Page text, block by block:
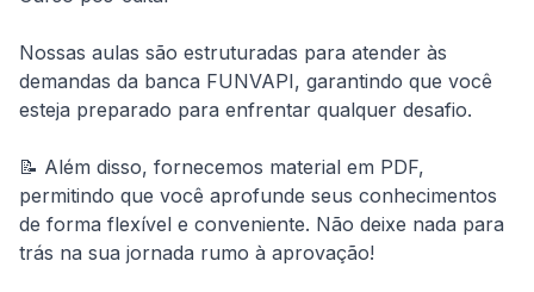
Nossas aulas são estruturadas para atender às
demandas da banca FUNVAPI, garantindo que você
esteja preparado para enfrentar qualquer desafio.
📝 Além disso, fornecemos material em PDF,
permitindo que você aprofunde seus conhecimentos
de forma flexível e conveniente. Não deixe nada para
trás na sua jornada rumo à aprovação!